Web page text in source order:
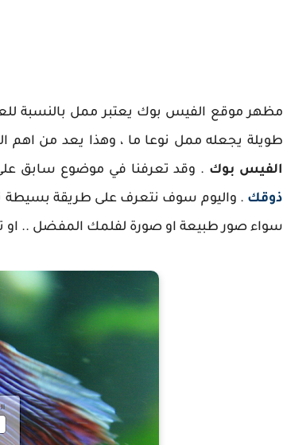
مظهر موقع الفيس بوك يعتبر ممل بالنسبة
طويلة يجعله ممل نوعا ما ، وهذا يعد من اهم
الفيس بوك . وقد تعرفنا في موضوع سابق
ذوقك . واليوم سوف نتعرف على طريقة بسيطة
سواء صور طبيعة او صورة لفلمك المفضل ..